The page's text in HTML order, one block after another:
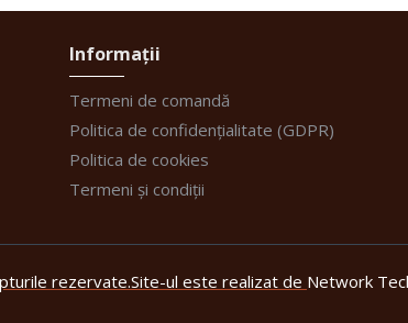
Informații
Termeni de comandă
Politica de confidențialitate (GDPR)
Politica de cookies
Termeni și condiții
rezervate.Site-ul este realizat de Network